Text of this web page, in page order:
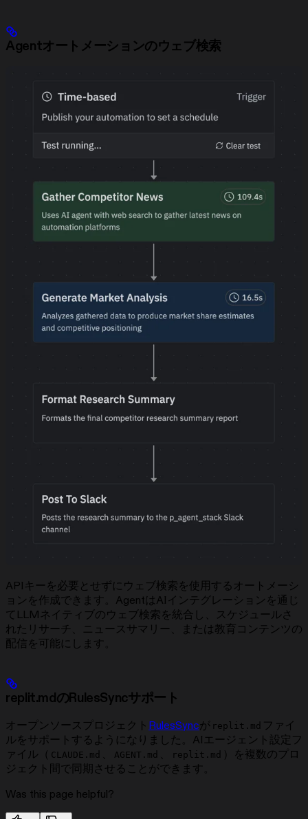
Agentオートメーションのウェブ検索
APIキーを必要とせずにウェブ検索を使用するオートメーシ
ョンを作成できます。AgentはAIインテグレーションを通じ
てLLMネイティブのウェブ検索を統合し、スケジュールさ
れたリサーチ、ニュースサマリー、または教育コンテンツの
配信を可能にします。
replit.mdのRulesSyncサポート
オープンソースプロジェクト RulesSyncが replit.md
ファイ
ルをサポートするようになりました。AIエージェント設定フ
ァイル（ CLAUDE.md 、 AGENT.md 、 replit.md ）を複数のプロ
ジェクト間で同期させることができます。
Was this page helpful?